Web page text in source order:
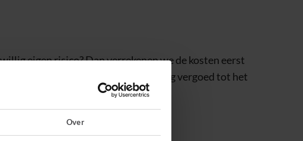
Over
eigen risico? Dan verrekenen we de kosten eerst
wordt deze zorg uit je verzekering vergoed tot het